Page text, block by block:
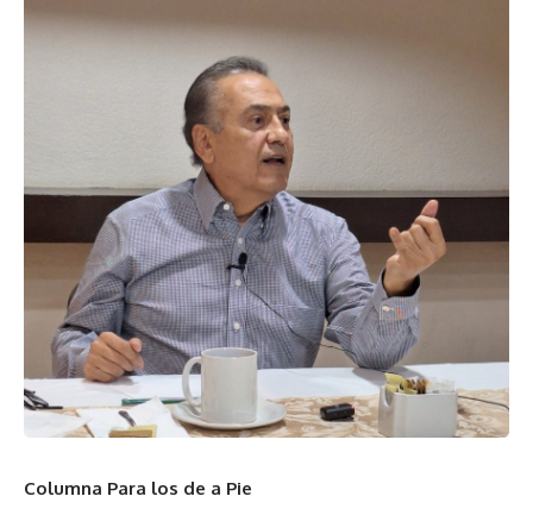
Columna Para los de a Pie